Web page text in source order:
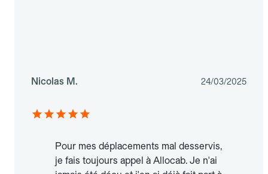
Nicolas M. 24/03/2025
Pour mes déplacements mal desservis,
je fais toujours appel à Allocab. Je n'ai